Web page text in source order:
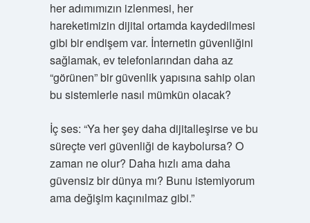
her adımımızın izlenmesi, her
hareketimizin dijital ortamda kaydedilmesi
gibi bir endişem var. İnternetin güvenliğini
sağlamak, ev telefonlarından daha az
“görünen” bir güvenlik yapısına sahip olan
bu sistemlerle nasıl mümkün olacak?
İç ses: “Ya her şey daha dijitalleşirse ve bu
süreçte veri güvenliği de kaybolursa? O
zaman ne olur? Daha hızlı ama daha
güvensiz bir dünya mı? Bunu istemiyorum
ama değişim kaçınılmaz gibi.”